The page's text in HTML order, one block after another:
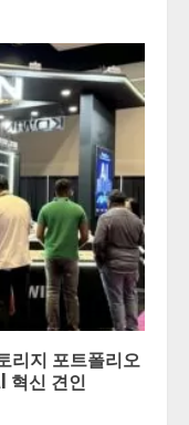
리지 포트폴리오
혁신 견인